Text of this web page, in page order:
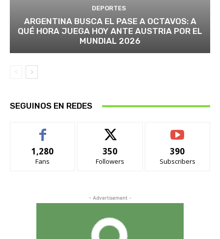
DEPORTES
ARGENTINA BUSCA EL PASE A OCTAVOS: A
QUÉ HORA JUEGA HOY ANTE AUSTRIA POR EL
MUNDIAL 2026
SEGUINOS EN REDES
1,280
Fans
350
Followers
390
Subscribers
- Advertisement -